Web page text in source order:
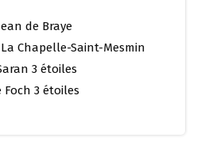
de Braye
Chapelle-Saint-Mesmin
3 étoiles
Foch 3 étoiles